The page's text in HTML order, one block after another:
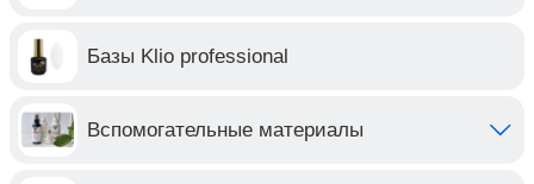
Базы Klio professional
Вспомогательные материалы